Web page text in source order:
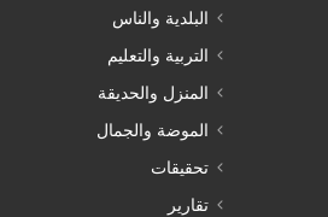
البلدية والناس
التربية والتعليم
المنزل والحديقة
الموضة والجمال
تحقيقات
تقارير